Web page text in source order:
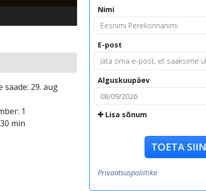
saade: 29. aug
1
min
Nimi
E-post
Alguskuupäev
Lisa sõnum
TOETA SIIN
Privaatsuspoliitika